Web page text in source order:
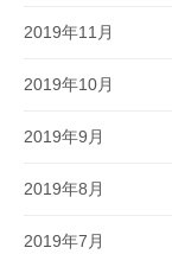
2019年11月
2019年10月
2019年9月
2019年8月
2019年7月